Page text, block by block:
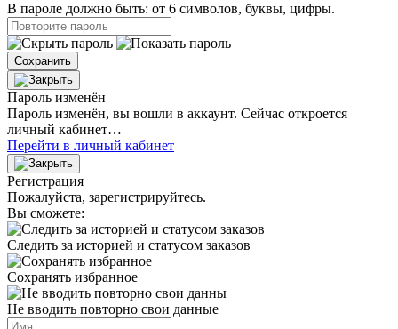
В пароле должно быть: от 6 символов, буквы, цифры.
Сохранить
Пароль изменён
Пароль изменён, вы вошли в аккаунт. Сейчас откроется
личный кабинет…
Перейти в личный кабинет
Регистрация
Пожалуйста, зарегистрируйтесь.
Вы сможете:
Следить за историей и статусом заказов
Сохранять избранное
Не вводить повторно свои данные